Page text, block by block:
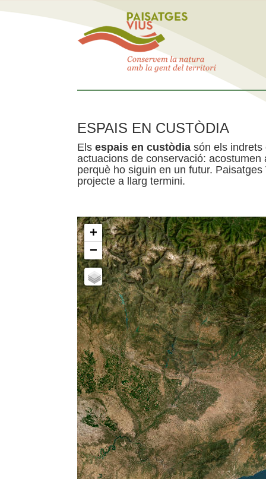
ESPAIS EN CUSTÒDIA
Els espais en custòdia són els indrets
actuacions de conservació:
perquè ho siguin en un futur.
projecte a llarg termini.
+
−